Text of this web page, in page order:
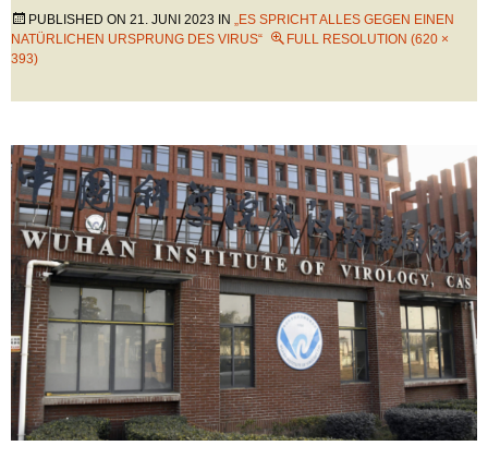
PUBLISHED ON 21. JUNI 2023 IN „ES SPRICHT ALLES GEGEN EINEN
NATÜRLICHEN URSPRUNG DES VIRUS“
FULL RESOLUTION (620 ×
393)